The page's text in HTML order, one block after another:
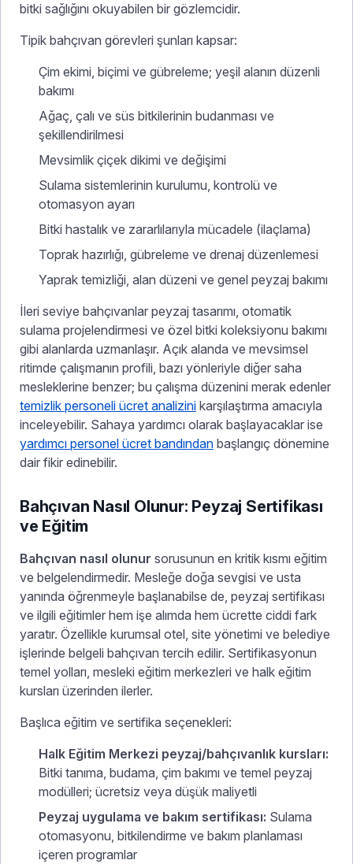
bitki sağlığını okuyabilen bir gözlemcidir.
Tipik bahçıvan görevleri şunları kapsar:
Çim ekimi, biçimi ve gübreleme; yeşil alanın düzenli
bakımı
Ağaç, çalı ve süs bitkilerinin budanması ve
şekillendirilmesi
Mevsimlik çiçek dikimi ve değişimi
Sulama sistemlerinin kurulumu, kontrolü ve
otomasyon ayarı
Bitki hastalık ve zararlılarıyla mücadele (ilaçlama)
Toprak hazırlığı, gübreleme ve drenaj düzenlemesi
Yaprak temizliği, alan düzeni ve genel peyzaj bakımı
İleri seviye bahçıvanlar peyzaj tasarımı, otomatik
sulama projelendirmesi ve özel bitki koleksiyonu bakımı
gibi alanlarda uzmanlaşır. Açık alanda ve mevsimsel
ritimde çalışmanın profili, bazı yönleriyle diğer saha
mesleklerine benzer; bu çalışma düzenini merak edenler
temizlik personeli ücret analizini karşılaştırma amacıyla
inceleyebilir. Sahaya yardımcı olarak başlayacaklar ise
yardımcı personel ücret bandından başlangıç dönemine
dair fikir edinebilir.
Bahçıvan Nasıl Olunur: Peyzaj Sertifikası
ve Eğitim
Bahçıvan nasıl olunur sorusunun en kritik kısmı eğitim
ve belgelendirmedir. Mesleğe doğa sevgisi ve usta
yanında öğrenmeyle başlanabilse de, peyzaj sertifikası
ve ilgili eğitimler hem işe alımda hem ücrette ciddi fark
yaratır. Özellikle kurumsal otel, site yönetimi ve belediye
işlerinde belgeli bahçıvan tercih edilir. Sertifikasyonun
temel yolları, mesleki eğitim merkezleri ve halk eğitim
kursları üzerinden ilerler.
Başlıca eğitim ve sertifika seçenekleri:
Halk Eğitim Merkezi peyzaj/bahçıvanlık kursları:
Bitki tanıma, budama, çim bakımı ve temel peyzaj
modülleri; ücretsiz veya düşük maliyetli
Peyzaj uygulama ve bakım sertifikası: Sulama
otomasyonu, bitkilendirme ve bakım planlaması
içeren programlar